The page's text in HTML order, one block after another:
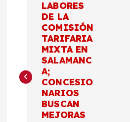
g
LABORES
DE LA
COMISIÓN
TARIFARIA
MIXTA EN
SALAMANC
A;
CONCESIO
NARIOS
BUSCAN
MEJORAS